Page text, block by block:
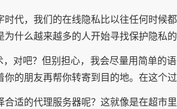
时代，我们的在线隐私比以往任何时候
为什么越来越多的人开始寻找保护隐私
对吧？但别担心，我会尽量用简单的
你的朋友再帮你转寄到目的地。在这个
合适的代理服务器呢？这就像是在超市